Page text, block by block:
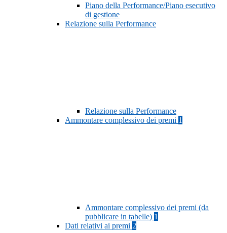
Piano della Performance/Piano esecutivo
di gestione
Relazione sulla Performance
Relazione sulla Performance
Ammontare complessivo dei premi 1
Ammontare complessivo dei premi (da
pubblicare in tabelle) 1
Dati relativi ai premi 2